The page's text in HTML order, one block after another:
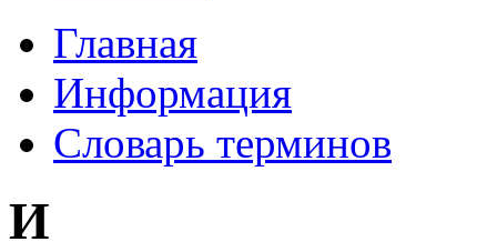
Главная
Информация
Словарь терминов
И